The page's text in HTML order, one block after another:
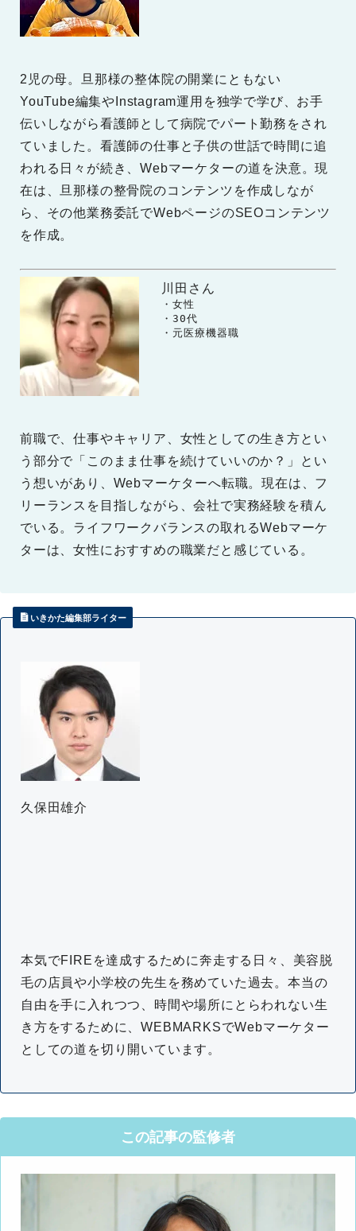
2児の母。旦那様の整体院の開業にともない
YouTube編集やInstagram運用を独学で学び、お手
伝いしながら看護師として病院でパート勤務をされ
ていました。看護師の仕事と子供の世話で時間に追
われる日々が続き、Webマーケターの道を決意。現
在は、旦那様の整骨院のコンテンツを作成しなが
ら、その他業務委託でWebページのSEOコンテンツ
を作成。
川田さん
・女性
・30代
・元医療機器職
前職で、仕事やキャリア、女性としての生き方とい
う部分で「このまま仕事を続けていいのか？」とい
う想いがあり、Webマーケターへ転職。現在は、フ
リーランスを目指しながら、会社で実務経験を積ん
でいる。ライフワークバランスの取れるWebマーケ
ターは、女性におすすめの職業だと感じている。
いきかた編集部ライター
久保田雄介
本気でFIREを達成するために奔走する日々、美容脱
毛の店員や小学校の先生を務めていた過去。本当の
自由を手に入れつつ、時間や場所にとらわれない生
き方をするために、WEBMARKSでWebマーケター
としての道を切り開いています。
この記事の監修者